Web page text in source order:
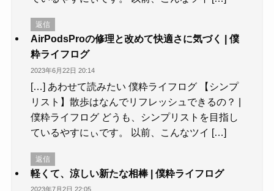
返信
AirPodsProの修理と改めて快適さに気づく | 僕
粋ライフログ
2023年6月22日 20:14
[…] あわせて読みたい 僕粋ライフログ 【シンプ
リスト】散歩はなんでリフレッシュできるの？ |
僕粋ライフログ どうも、シンプリストを目指し
ているやすにぃです。 以前、こんなツイ […]
返信
軽くて、涼しい新たな相棒 | 僕粋ライフログ
2023年7月2日 22:05